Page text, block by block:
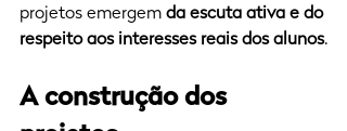
projetos emergem da escuta ativa e do
respeito aos interesses reais dos alunos.
A construção dos